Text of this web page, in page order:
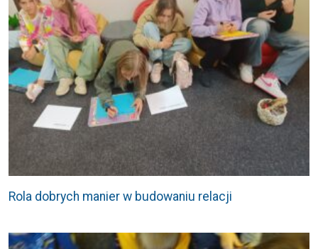
Rola dobrych manier w budowaniu relacji